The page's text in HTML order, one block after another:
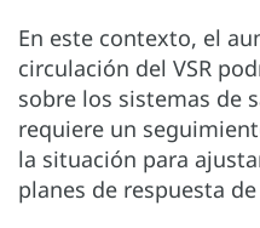
En este contexto, el
circulación del VSR
sobre los sistemas de
requiere un
la situación para
planes de respuesta